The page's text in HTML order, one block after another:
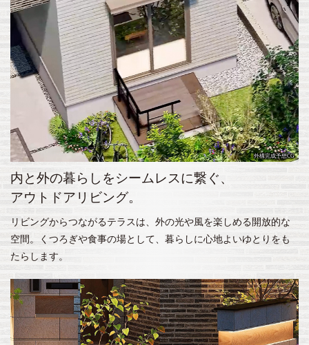
外構完成予想CG
内と外の暮らしをシームレスに繋ぐ、
アウトドアリビング。
リビングからつながるテラスは、外の光や風を楽しめる開放的な
空間。くつろぎや食事の場として、暮らしに心地よいゆとりをも
たらします。